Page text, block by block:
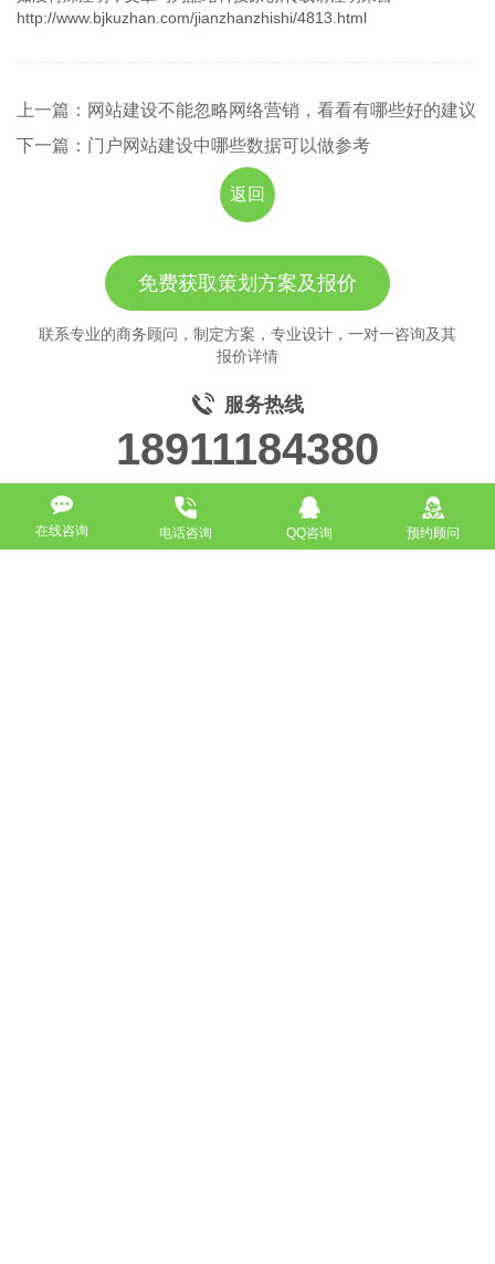
http://www.bjkuzhan.com/jianzhanzhishi/4813.html
上一篇：网站建设不能忽略网络营销，看看有哪些好的建议
下一篇：门户网站建设中哪些数据可以做参考
返回
免费获取策划方案及报价
联系专业的商务顾问，制定方案，专业设计，一对一咨询及其
报价详情
服务热线
18911184380
在线咨询 电话咨询 QQ咨询 预约顾问